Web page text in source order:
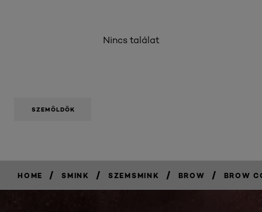
Nincs találat
SZEMÖLDÖK
HOME / SMINK / SZEMSMINK / BROW / BROW